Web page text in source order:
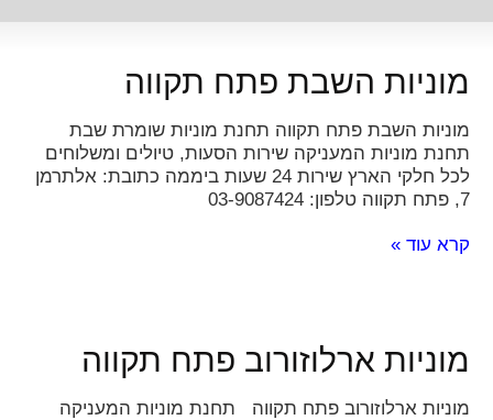
מוניות השבת פתח תקווה
מוניות השבת פתח תקווה תחנת מוניות שומרת שבת
תחנת מוניות המעניקה שירות הסעות, טיולים ומשלוחים
לכל חלקי הארץ שירות 24 שעות ביממה כתובת: אלתרמן
7, פתח תקווה טלפון: 03-9087424
קרא עוד »
מוניות ארלוזורוב פתח תקווה
מוניות ארלוזורוב פתח תקווה תחנת מוניות המעניקה